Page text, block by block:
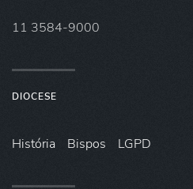
11 3584-9000
DIOCESE
História Bispos LGPD